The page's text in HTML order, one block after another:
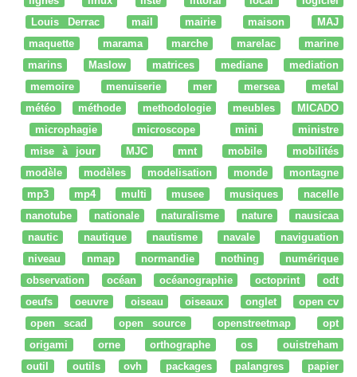
Louis Derrac
mail mairie maison
MAJ
maquette
marama marche marelac
marine
marins
Maslow matrices mediane
mediation
memoire
menuiserie mer mersea
metal
météo
méthode methodologie meubles
MICADO
microphagie
microscope mini
ministre
mise à jour
MJC mnt mobile
mobilités
modèle
modèles modelisation monde
montagne
mp3
mp4 multi musee musiques
nacelle
nanotube
nationale naturalisme nature
nausicaa
nautic
nautique nautisme navale
naviguation
niveau
nmap normandie nothing
numérique
observation
océan océanographie octoprint
odt
oeufs
oeuvre oiseau oiseaux onglet
open cv
open scad
open source openstreetmap
opt
origami
orne orthographe os
ouistreham
outil
outils ovh packages palangres
papier